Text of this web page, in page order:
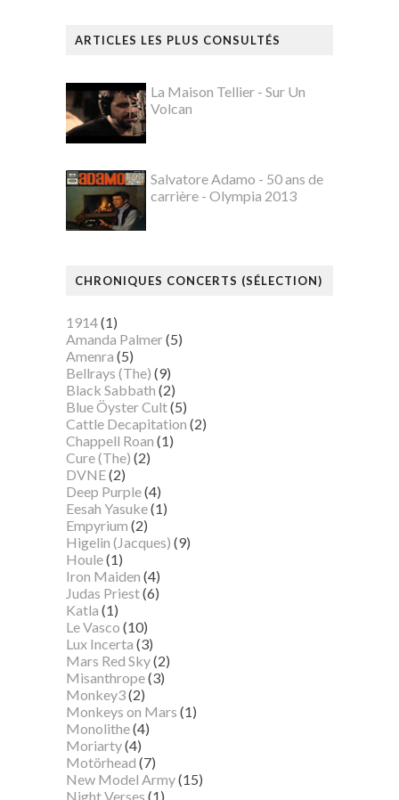
ARTICLES LES PLUS CONSULTÉS
La Maison Tellier - Sur Un
Volcan
Salvatore Adamo - 50 ans de
carrière - Olympia 2013
CHRONIQUES CONCERTS (SÉLECTION)
1914(1)
Amanda Palmer(5)
Amenra (5)
Bellrays (The) (9)
Black Sabbath (2)
Blue Öyster Cult(5)
Cattle Decapitation (2)
Chappell Roan (1)
Cure (The) (2)
DVNE(2)
Deep Purple(4)
Eesah Yasuke(1)
Empyrium (2)
Higelin (Jacques) (9)
Houle(1)
Iron Maiden (4)
Judas Priest(6)
Katla (1)
Le Vasco (10)
Lux Incerta (3)
Mars Red Sky(2)
Misanthrope(3)
Monkey3(2)
Monkeys on Mars (1)
Monolithe(4)
Moriarty(4)
Motörhead (7)
New Model Army(15)
Night Verses (1)